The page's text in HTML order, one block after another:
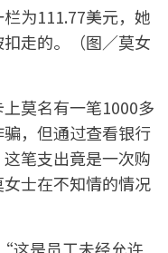
为111.77美元，她
走的。（图／莫女
莫名有一笔1000多
，但通过查看银行
笔支出竟是一次购
士在不知情的情况
这是员工未经允许